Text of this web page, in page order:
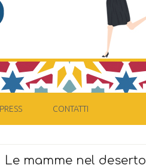
CONTATTI
Le mamme nel deserto